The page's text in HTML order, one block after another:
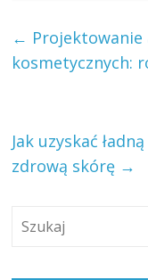
←
kosmetycznych:
Jak uzyskać
zdrową skórę →